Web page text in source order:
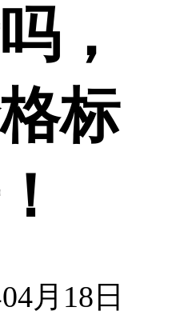
，
标
月18日